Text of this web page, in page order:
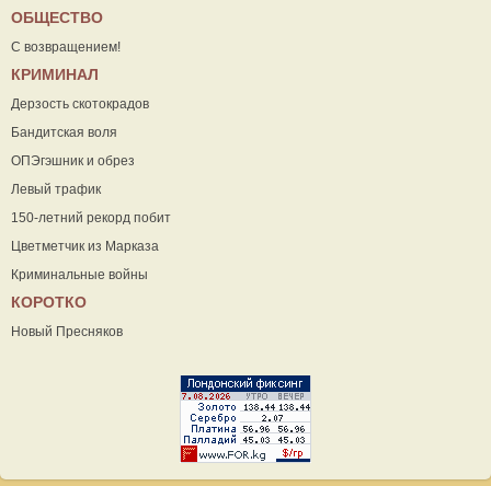
ОБЩЕСТВО
С возвращением!
КРИМИНАЛ
Дерзость скотокрадов
Бандитская воля
ОПЭгэшник и обрез
Левый трафик
150-летний рекорд побит
Цветметчик из Марказа
Криминальные войны
КОРОТКО
Новый Пресняков